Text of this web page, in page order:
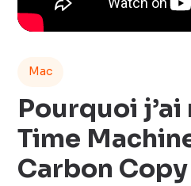
Mac
Pourquoi
Time
Carbon